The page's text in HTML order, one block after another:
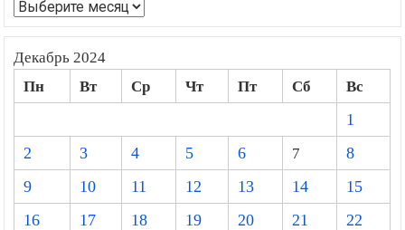
Архивы
Декабрь 2024
Пн Вт Ср Чт Пт Сб
Вс
1
2
3 4 5 6 7
8
9
10 11 12 13 14
15
16
17 18 19 20 21
22